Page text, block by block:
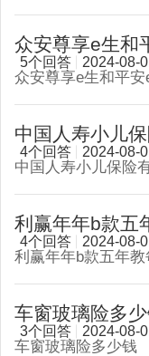
众安尊享e生和
5个回答 2024-08-
众安尊享e生和平
中国人寿小儿
4个回答 2024-08-
中国人寿小儿保险
利赢年年b款五
4个回答 2024-08-
利赢年年b款五年
车窗玻璃险多
3个回答 2024-08-
车窗玻璃险多少钱